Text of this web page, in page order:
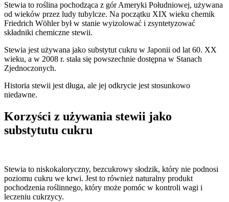
Stewia to roślina pochodząca z gór Ameryki Południowej, używana
od wieków przez ludy tubylcze. Na początku XIX wieku chemik
Friedrich Wöhler był w stanie wyizolować i zsyntetyzować
składniki chemiczne stewii.
Stewia jest używana jako substytut cukru w Japonii od lat 60. XX
wieku, a w 2008 r. stała się powszechnie dostępna w Stanach
Zjednoczonych.
Historia stewii jest długa, ale jej odkrycie jest stosunkowo
niedawne.
Korzyści z używania stewii jako
substytutu cukru
Stewia to niskokaloryczny, bezcukrowy słodzik, który nie podnosi
poziomu cukru we krwi. Jest to również naturalny produkt
pochodzenia roślinnego, który może pomóc w kontroli wagi i
leczeniu cukrzycy.